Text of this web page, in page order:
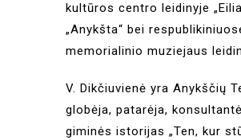
kultūros centro leidinyje
„Anykšta“ bei
memorialinio muziejaus
V. Dikčiuvienė yra Anykščių
globėja, patarėja,
giminės istorijas „Ten, kur